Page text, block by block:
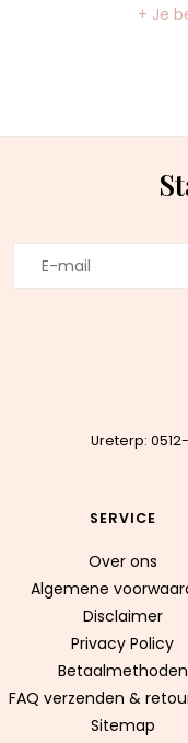
+ Je
Ureterp:
SERVICE
Over ons
Algemene
Disclaimer
Privacy Policy
Betaalmethoden
FAQ verzenden &
Sitemap